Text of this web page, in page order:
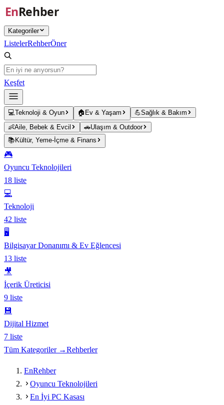
Ana içeriğe atla
Kategoriler
ListelerRehberÖner
Keşfet
💻Teknoloji & Oyun 🏠 Ev & Yaşam 💪Sağlık & Bakım
👶Aile, Bebek & Evcil 🚗Ulaşım & Outdoor
📚 Kültür, Yeme-İçme & Finans
🎮
Oyuncu Teknolojileri
18 liste
💻
Teknoloji
42 liste
🖥️
Bilgisayar Donanımı & Ev Eğlencesi
13 liste
🎥
İçerik Üreticisi
9 liste
💾
Dijital Hizmet
7 liste
Tüm Kategoriler →Rehberler
EnRehber
Oyuncu Teknolojileri
En İyi PC Kasası